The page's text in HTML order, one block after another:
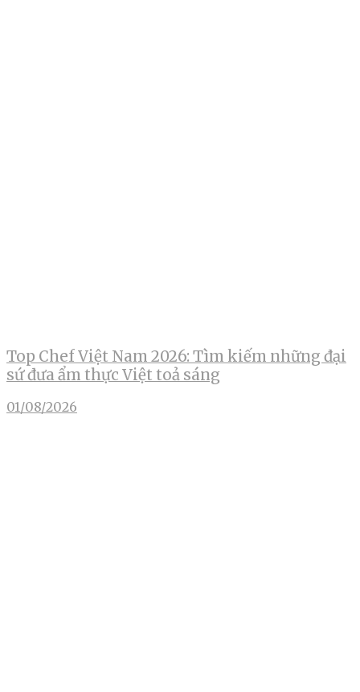
Top Chef Việt Nam 2026: Tìm kiếm những đại
sứ đưa ẩm thực Việt toả sáng
01/08/2026